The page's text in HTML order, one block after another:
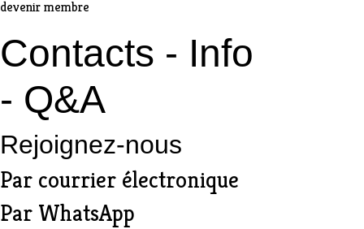
devenir membre
Contacts - Info
- Q&A
Rejoignez-nous
Par courrier électronique
Par WhatsApp